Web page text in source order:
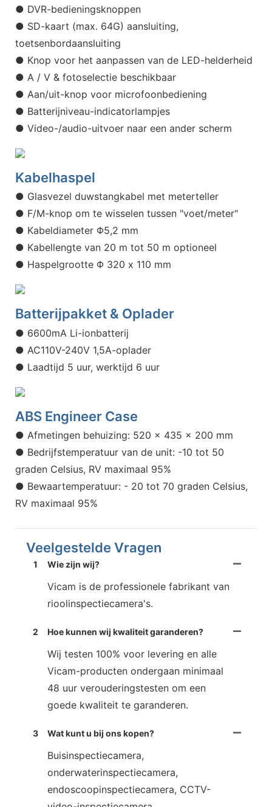
● DVR-bedieningsknoppen
● SD-kaart (max. 64G) aansluiting,
toetsenbordaansluiting
● Knop voor het aanpassen van de LED-helderheid
● A / V & fotoselectie beschikbaar
● Aan/uit-knop voor microfoonbediening
● Batterijniveau-indicatorlampjes
● Video-/audio-uitvoer naar een ander scherm
Kabelhaspel
● Glasvezel duwstangkabel met meterteller
● F/M-knop om te wisselen tussen "voet/meter"
● Kabeldiameter Φ5,2 mm
● Kabellengte van 20 m tot 50 m optioneel
● Haspelgrootte Φ 320 x 110 mm
Batterijpakket & Oplader
● 6600mA Li-ionbatterij
● AC110V-240V 1,5A-oplader
● Laadtijd 5 uur, werktijd 6 uur
ABS Engineer Case
● Afmetingen behuizing: 520 x 435 x 200 mm
● Bedrijfstemperatuur van de unit: -10 tot 50
graden Celsius, RV maximaal 95%
● Bewaartemperatuur: - 20 tot 70 graden Celsius,
RV maximaal 95%
Veelgestelde Vragen
1 Wie zijn wij?
Vicam is de professionele fabrikant van
rioolinspectiecamera's.
2 Hoe kunnen wij kwaliteit garanderen?
Wij testen 100% voor levering en alle
Vicam-producten ondergaan minimaal
48 uur verouderingstesten om een
goede kwaliteit te garanderen.
3 Wat kunt u bij ons kopen?
Buisinspectiecamera,
onderwaterinspectiecamera,
endoscoopinspectiecamera, CCTV-